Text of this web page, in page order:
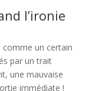
l’ironie
comme un certain
par un trait
une mauvaise
immédiate !